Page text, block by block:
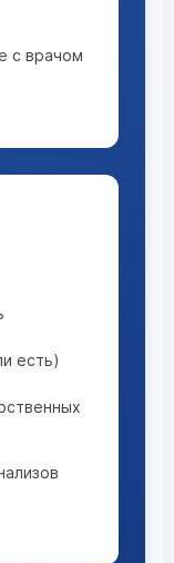
с врачом
есть)